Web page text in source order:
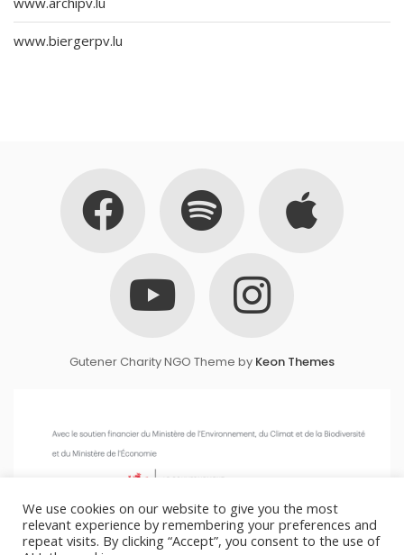
www.biergerpv.lu
Gutener Charity NGO Theme by Keon Themes
We use cookies on our website to give you the most
relevant experience by remembering your preferences and
repeat visits. By clicking “Accept”, you consent to the use of